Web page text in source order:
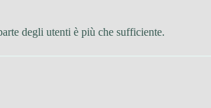
degli utenti è più che sufficiente.